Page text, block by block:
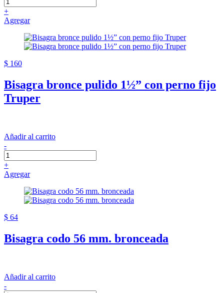
+
Agregar
$ 160
Bisagra bronce pulido 1½” con perno fijo
Truper
Añadir al carrito
-
+
Agregar
$ 64
Bisagra codo 56 mm. bronceada
Añadir al carrito
-